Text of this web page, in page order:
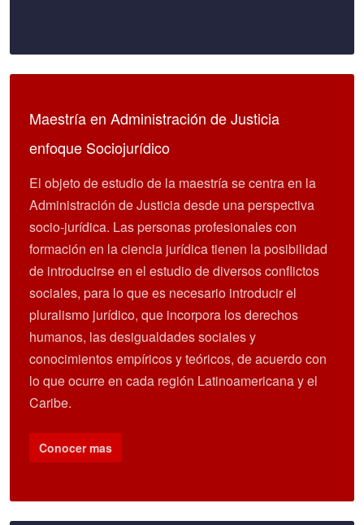
Maestría en Administración de Justicia
enfoque Sociojurídico
El objeto de estudio de la maestría se centra en la
Administración de Justicia desde una perspectiva
socio-jurídica. Las personas profesionales con
formación en la ciencia jurídica tienen la posibilidad
de introducirse en el estudio de diversos conflictos
sociales, para lo que es necesario introducir el
pluralismo jurídico, que incorpora los derechos
humanos, las desigualdades sociales y
conocimientos empíricos y teóricos, de acuerdo con
lo que ocurre en cada región Latinoamericana y el
Caribe.
Conocer mas